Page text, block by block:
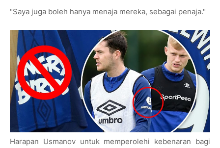
"Saya juga boleh hanya menaja mereka, sebagai penaja."
Harapan Usmanov untuk memperolehi kebenaran bagi